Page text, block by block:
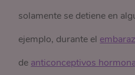
solamente se detiene en
ejemplo, durante el
de anticonceptivos